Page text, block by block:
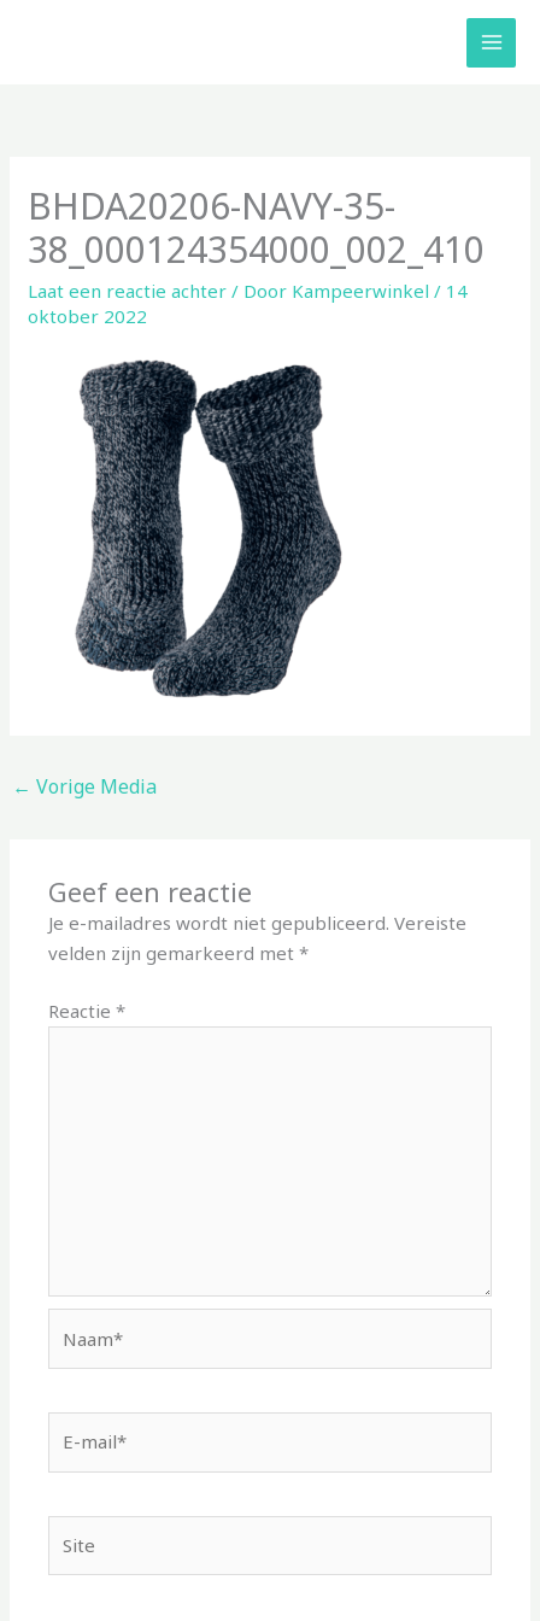
BHDA20206-NAVY-35-
38_000124354000_002_410
Laat een reactie achter / Door Kampeerwinkel/ 14
oktober 2022
← Vorige Media
Geef een reactie
Je e-mailadres wordt niet gepubliceerd. Vereiste
velden zijn gemarkeerd met*
Reactie*
mail*